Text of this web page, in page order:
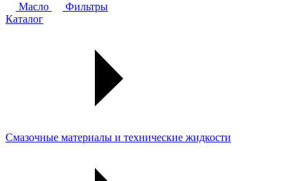
Масло
Фильтры
Каталог
Смазочные материалы и технические жидкости